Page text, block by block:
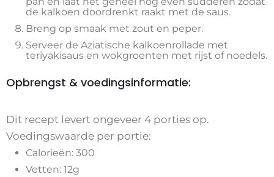
de kalkoen doordrenkt raakt met de saus.
Breng op smaak met zout en peper.
Serveer de Aziatische kalkoenrollade met
teriyakisaus en wokgroenten met rijst of noedels.
Opbrengst & voedingsinformatie:
Dit recept levert ongeveer 4 porties op.
Voedingswaarde per portie:
Calorieën: 300
Vetten: 12g